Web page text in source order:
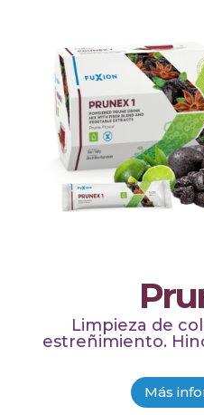
Limpieza de
estreñimiento.
Más